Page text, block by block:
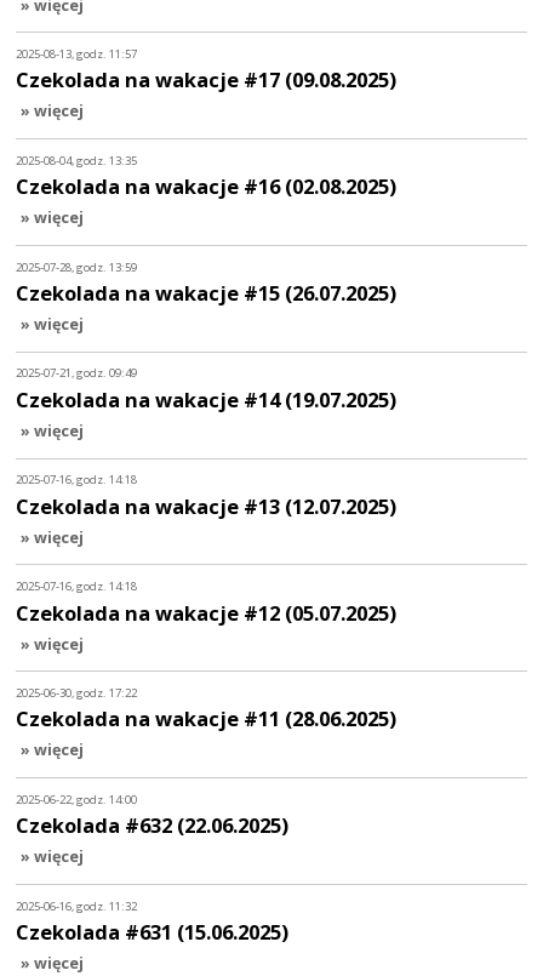
2025-08-13, godz. 11:57
Czekolada na wakacje #17 (09.08.2025)
» więcej
2025-08-04, godz. 13:35
Czekolada na wakacje #16 (02.08.2025)
» więcej
2025-07-28, godz. 13:59
Czekolada na wakacje #15 (26.07.2025)
» więcej
2025-07-21, godz. 09:49
Czekolada na wakacje #14 (19.07.2025)
» więcej
2025-07-16, godz. 14:18
Czekolada na wakacje #13 (12.07.2025)
» więcej
2025-07-16, godz. 14:18
Czekolada na wakacje #12 (05.07.2025)
» więcej
2025-06-30, godz. 17:22
Czekolada na wakacje #11 (28.06.2025)
» więcej
2025-06-22, godz. 14:00
Czekolada #632 (22.06.2025)
» więcej
2025-06-16, godz. 11:32
Czekolada #631 (15.06.2025)
» więcej